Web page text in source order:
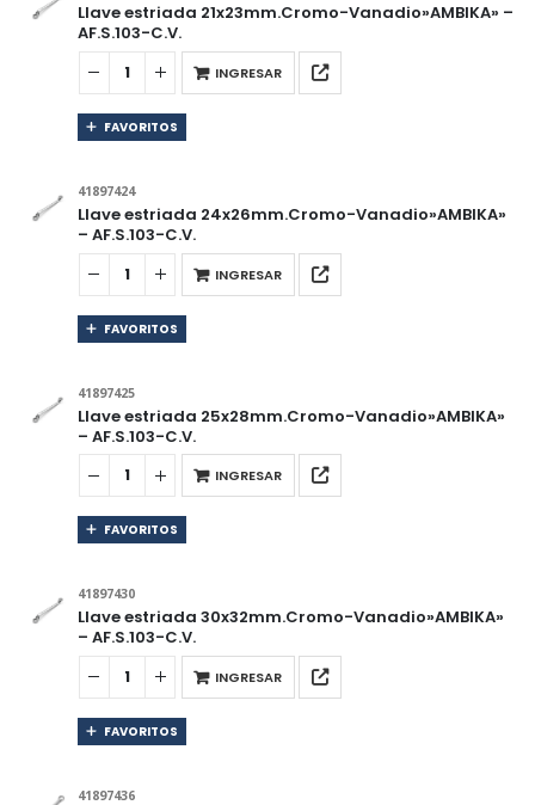
Llave estriada 21x23mm.Cromo-Vanadio»AMBIKA» –
AF.S.103-C.V.
INGRESAR
FAVORITOS
41897424
Llave estriada 24x26mm.Cromo-Vanadio»AMBIKA»
– AF.S.103-C.V.
INGRESAR
FAVORITOS
41897425
Llave estriada 25x28mm.Cromo-Vanadio»AMBIKA»
– AF.S.103-C.V.
INGRESAR
FAVORITOS
41897430
Llave estriada 30x32mm.Cromo-Vanadio»AMBIKA»
– AF.S.103-C.V.
INGRESAR
FAVORITOS
41897436